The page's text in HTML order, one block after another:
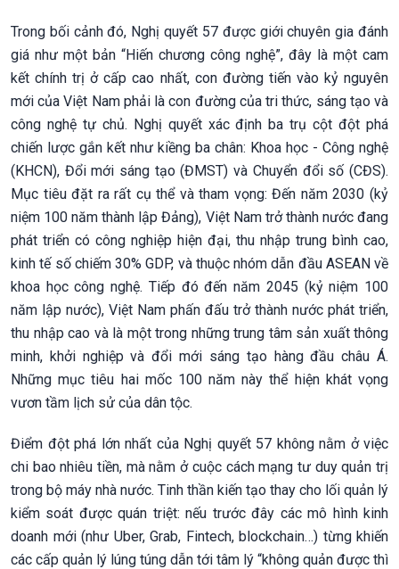
Trong bối cảnh đó, Nghị quyết 57 được giới chuyên gia đánh
giá như một bản “Hiến chương công nghệ”, đây là một cam
kết chính trị ở cấp cao nhất, con đường tiến vào kỷ nguyên
mới của Việt Nam phải là con đường của tri thức, sáng tạo và
công nghệ tự chủ. Nghị quyết xác định ba trụ cột đột phá
chiến lược gắn kết như kiềng ba chân: Khoa học - Công nghệ
(KHCN), Đổi mới sáng tạo (ĐMST) và Chuyển đổi số (CĐS).
Mục tiêu đặt ra rất cụ thể và tham vọng: Đến năm 2030 (kỷ
niệm 100 năm thành lập Đảng), Việt Nam trở thành nước đang
phát triển có công nghiệp hiện đại, thu nhập trung bình cao,
kinh tế số chiếm 30% GDP, và thuộc nhóm dẫn đầu ASEAN về
khoa học công nghệ. Tiếp đó đến năm 2045 (kỷ niệm 100
năm lập nước), Việt Nam phấn đấu trở thành nước phát triển,
thu nhập cao và là một trong những trung tâm sản xuất thông
minh, khởi nghiệp và đổi mới sáng tạo hàng đầu châu Á.
Những mục tiêu hai mốc 100 năm này thể hiện khát vọng
vươn tầm lịch sử của dân tộc.
Điểm đột phá lớn nhất của Nghị quyết 57 không nằm ở việc
chi bao nhiêu tiền, mà nằm ở cuộc cách mạng tư duy quản trị
trong bộ máy nhà nước. Tinh thần kiến tạo thay cho lối quản lý
kiểm soát được quán triệt: nếu trước đây các mô hình kinh
doanh mới (như Uber, Grab, Fintech, blockchain…) từng khiến
các cấp quản lý lúng túng dẫn tới tâm lý “không quản được thì